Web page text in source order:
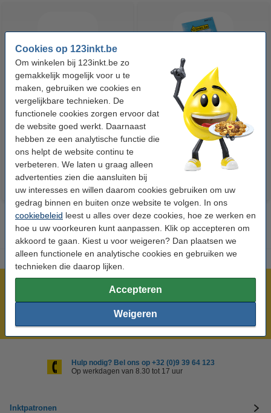
Cookies op 123inkt.be
Om winkelen bij 123inkt.be zo
gemakkelijk mogelijk voor u te
maken, gebruiken we cookies en
vergelijkbare technieken. De
functionele cookies zorgen ervoor dat
de website goed werkt. Daarnaast
hebben ze een analytische functie die
ons helpt de website continu te
verbeteren. We laten u graag alleen
advertenties zien die aansluiten bij
uw interesses en willen daarom cookies gebruiken om uw
gedrag binnen en buiten onze website te volgen. In ons
cookiebeleid leest u alles over deze cookies, hoe ze werken en
hoe u uw voorkeuren kunt aanpassen. Klik op accepteren om
akkoord te gaan. Kiest u voor weigeren? Dan plaatsen we
alleen functionele en analytische cookies en gebruiken we
technieken die daarop lijken.
Accepteren
Weigeren
123accu Xtreme Power MN1500
Penlite AA batterij 24 stuks
€ 14,95 Incl. 21% btw
123inkt kopieerpapier 1 pak van
500 vellen A4 - 80 g/m²
Incl. 21% btw
Meer dan 5 miljoen klanten!
Voor 22.00 uur besteld, morgen in huis!
Hulp nodig? Bel ons op +32 (0)9 39 64 123
Op werkdagen van 8.30 tot 17 uur
Inktpatronen